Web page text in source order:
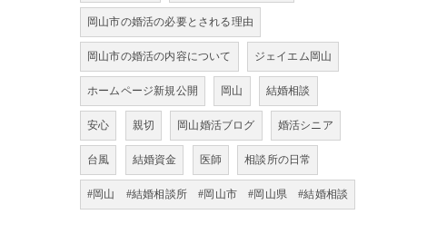
岡山市の婚活の必要とされる理由
岡山市の婚活の内容について ジェイエム岡山
ホームページ新規公開 岡山 結婚相談
安心 親切 岡山婚活ブログ 婚活シニア
台風 結婚資金 医師 相談所の日常
#岡山 #結婚相談所 #岡山市 #岡山県 #結婚相談